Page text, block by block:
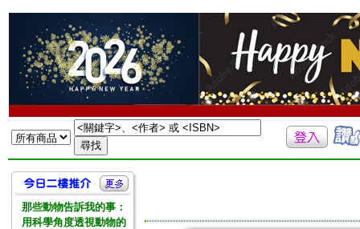
那些動物告訴我的事：
用科學角度透視動物的